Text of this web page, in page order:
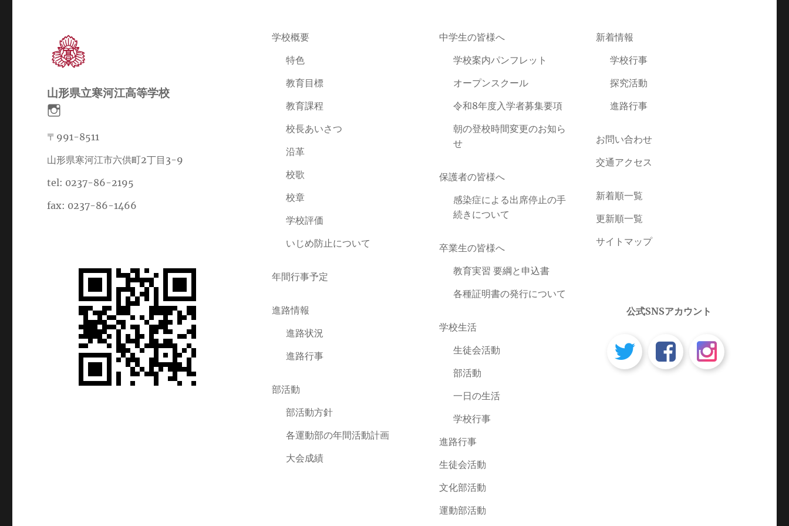
山形県立寒河江高等学校
〒991-8511
山形県寒河江市六供町2丁目3-9
tel: 0237-86-2195
fax: 0237-86-1466
学校概要
特色
教育目標
教育課程
校長あいさつ
沿革
校歌
校章
学校評価
いじめ防止について
年間行事予定
進路情報
進路状況
進路行事
部活動
部活動方針
各運動部の年間活動計画
大会成績
中学生の皆様へ
学校案内パンフレット
オープンスクール
令和8年度入学者募集要項
朝の登校時間変更のお知ら
せ
保護者の皆様へ
感染症による出席停止の手
続きについて
卒業生の皆様へ
教育実習 要綱と申込書
各種証明書の発行について
学校生活
生徒会活動
部活動
一日の生活
学校行事
進路行事
生徒会活動
文化部活動
運動部活動
新着情報
学校行事
探究活動
進路行事
お問い合わせ
交通アクセス
新着順一覧
更新順一覧
サイトマップ
公式SNSアカウント